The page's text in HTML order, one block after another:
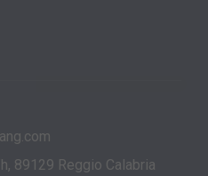
89129 Reggio Calabria